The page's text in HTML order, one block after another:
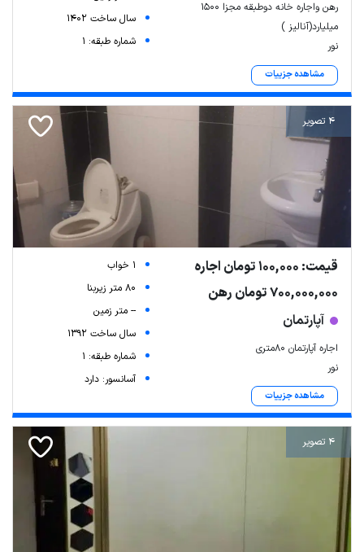
رهن واجاره خانه دوطبقه مجزا ۱۵۰۰
میلیارد(آنالیز )
نور
مشاهده جزییات
سال ساخت 1402
شماره طبقه: 1
4 تصویر
قیمت: 100,000 تومان اجاره
700,000,000 تومان رهن
آپارتمان
اجاره آپارتمان ۸۰متری
نور
مشاهده جزییات
1 خواب
80 متر زیربنا
-- متر زمین
سال ساخت 1392
شماره طبقه: 1
آسانسور: دارد
4 تصویر